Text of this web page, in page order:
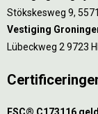
Stökskesweg 9,
Vestiging
Lübeckweg 2 9723